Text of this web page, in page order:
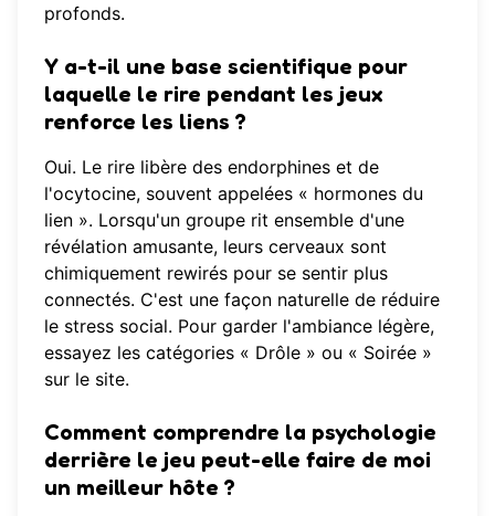
profonds.
Y a-t-il une base scientifique pour
laquelle le rire pendant les jeux
renforce les liens ?
Oui. Le rire libère des endorphines et de
l'ocytocine, souvent appelées « hormones du
lien ». Lorsqu'un groupe rit ensemble d'une
révélation amusante, leurs cerveaux sont
chimiquement rewirés pour se sentir plus
connectés. C'est une façon naturelle de réduire
le stress social. Pour garder l'ambiance légère,
essayez les catégories « Drôle » ou « Soirée »
sur le site.
Comment comprendre la psychologie
derrière le jeu peut-elle faire de moi
un meilleur hôte ?